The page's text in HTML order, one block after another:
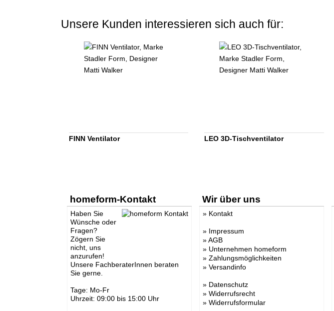
Unsere Kunden interessieren sich auch für:
FINN Ventilator LEO 3D-Tischventilator
homeform-Kontakt
Haben Sie
Wünsche oder
Fragen?
Zögern Sie
nicht, uns
anzurufen!
Unsere FachberaterInnen beraten
Sie gerne.
Tage: Mo-Fr
Uhrzeit: 09:00 bis 15:00 Uhr
Wir über uns
» Kontakt
» Impressum
»AGB
» Unternehmen homeform
» Zahlungsmöglichkeiten
» Versandinfo
» Datenschutz
» Widerrufsrecht
» Widerrufsformular